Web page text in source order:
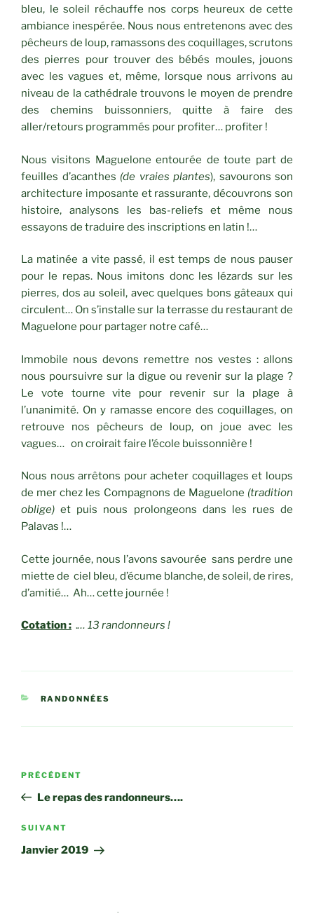
bleu, le soleil réchauffe nos corps heureux de cette
ambiance inespérée. Nous nous entretenons avec des
pêcheurs de loup, ramassons des coquillages, scrutons
des pierres pour trouver des bébés moules, jouons
avec les vagues et, même, lorsque nous arrivons au
niveau de la cathédrale trouvons le moyen de prendre
des chemins buissonniers, quitte à faire des
aller/retours programmés pour profiter… profiter !
Nous visitons Maguelone entourée de toute part de
feuilles d’acanthes (de vraies plantes), savourons son
architecture imposante et rassurante, découvrons son
histoire, analysons les bas-reliefs et même nous
essayons de traduire des inscriptions en latin !…
La matinée a vite passé, il est temps de nous pauser
pour le repas. Nous imitons donc les lézards sur les
pierres, dos au soleil, avec quelques bons gâteaux qui
circulent… On s’installe sur la terrasse du restaurant de
Maguelone pour partager notre café…
Immobile nous devons remettre nos vestes : allons
nous poursuivre sur la digue ou revenir sur la plage ?
Le vote tourne vite pour revenir sur la plage à
l’unanimité. On y ramasse encore des coquillages, on
retrouve nos pêcheurs de loup, on joue avec les
vagues… on croirait faire l’école buissonnière !
Nous nous arrêtons pour acheter coquillages et loups
de mer chez les Compagnons de Maguelone (tradition
oblige) et puis nous prolongeons dans les rues de
Palavas !…
Cette journée, nous l’avons savourée sans perdre une
miette de ciel bleu, d’écume blanche, de soleil, de rires,
d’amitié… Ah… cette journée !
Cotation : .… 13 randonneurs !
CATÉGORIES
RANDONNÉES
Navigation
l’article
Article
précédent
PRÉCÉDENT
Le repas des randonneurs….
Article
suivant
SUIVANT
Janvier 2019